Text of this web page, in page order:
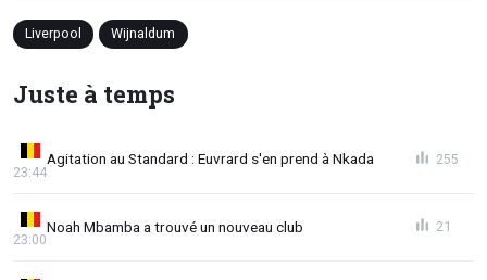
Liverpool Wijnaldum
Juste à temps
Agitation au Standard : Euvrard s'en prend à Nkada
23:44
255
Noah Mbamba a trouvé un nouveau club
23:00
21